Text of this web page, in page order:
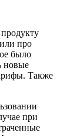
про
было
новые
Также
при